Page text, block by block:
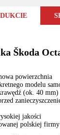
Škoda
powierzchnia
modelu
(ok. 40 mm)
jakości
polskiej